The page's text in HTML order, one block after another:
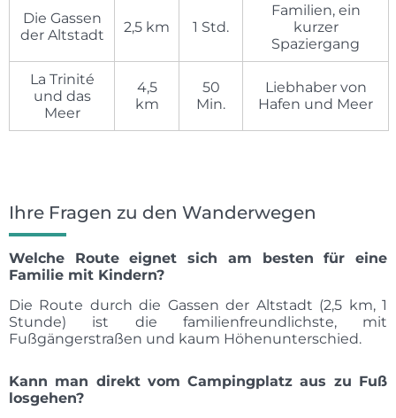
Die Gassen
der Altstadt
2,5 km 1 Std.
Familien, ein
kurzer
Spaziergang
La Trinité
und das
Meer
4,5
km
50
Min.
Liebhaber von
Hafen und Meer
Ihre Fragen zu den Wanderwegen
Welche Route eignet sich am besten für eine
Familie mit Kindern?
Die Route durch die Gassen der Altstadt (2,5 km, 1
Stunde) ist die familienfreundlichste, mit
Fußgängerstraßen und kaum Höhenunterschied.
Kann man direkt vom Campingplatz aus zu Fuß
losgehen?